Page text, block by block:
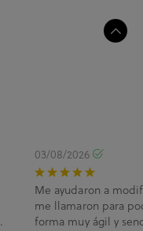
03/08/2026
Me ayudaron a
me llamaron para
forma muy ágil y